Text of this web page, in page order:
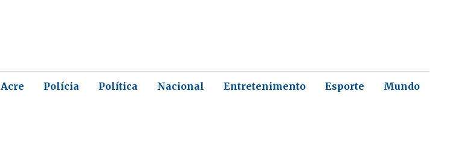
Acre Polícia Política Nacional Entretenimento Esporte Mundo